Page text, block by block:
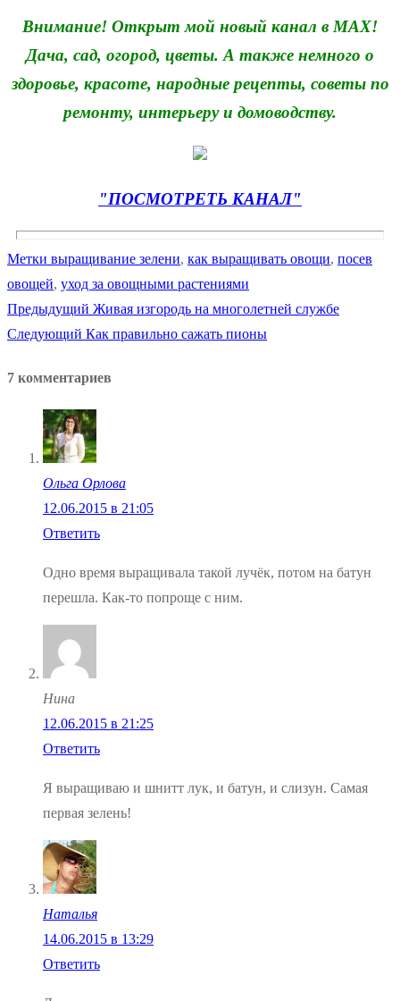
Внимание! Открыт мой новый канал в MAX!
Дача, сад, огород, цветы. А также немного о
здоровье, красоте, народные рецепты, советы по
ремонту, интерьеру и домоводству.
"ПОСМОТРЕТЬ КАНАЛ"
Метки выращивание зелени, как выращивать овощи, посев
овощей, уход за овощными растениями
Навигация
записям
Предыдущий Предыдущая
запись:
Живая изгородь на многолетней службе
Следующий Следующая
Как правильно сажать пионы
7 комментариев
Ольга Орлова
12.06.2015 в 21:05
Ответить
Одно время выращивала такой лучёк, потом на батун
перешла. Как-то попроще с ним.
Нина
12.06.2015 в 21:25
Ответить
Я выращиваю и шнитт лук, и батун, и слизун. Самая
первая зелень!
Наталья
14.06.2015 в 13:29
Ответить